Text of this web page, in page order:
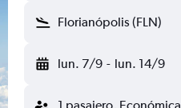
Florianópolis (FLN)
lun. 7/9 - lun. 14/9